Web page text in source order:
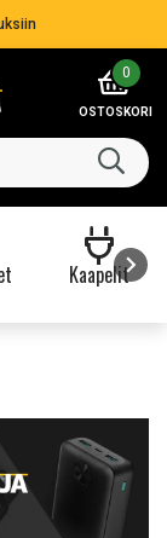
0
OSTOSKORI
Kaapelit